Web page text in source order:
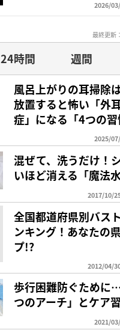
2026/
最終更新
24時間 週間
風呂上がりの耳掃除
放置すると怖い「外
症」になる「4つの習
2025/
混ぜて、洗うだけ！
いほど消える「魔法
2017/10/
全国都道府県別バス
ンキング！あなたの
プ!?
2012/04/
歩行困難防ぐために
つのアーチ」とケア
2021/